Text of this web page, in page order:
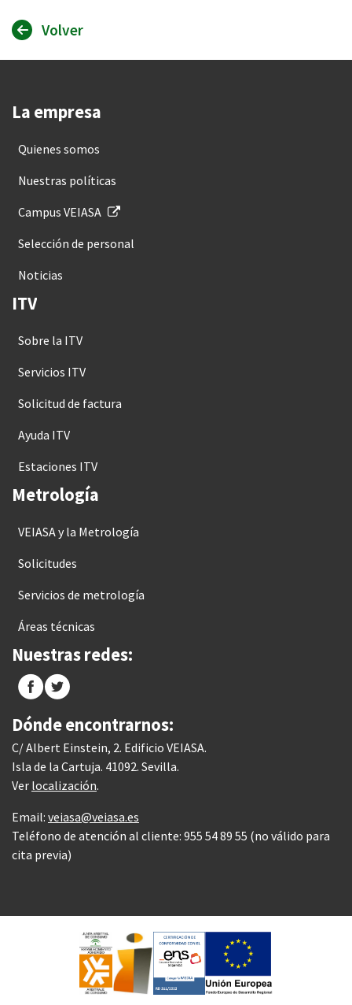
Volver
La empresa
Quienes somos
Nuestras políticas
Campus VEIASA
Selección de personal
Noticias
ITV
Sobre la ITV
Servicios ITV
Solicitud de factura
Ayuda ITV
Estaciones ITV
Metrología
VEIASA y la Metrología
Solicitudes
Servicios de metrología
Áreas técnicas
Nuestras redes:
Dónde encontrarnos:
C/ Albert Einstein, 2. Edificio VEIASA.
Isla de la Cartuja. 41092. Sevilla.
Ver localización.
Email: veiasa@veiasa.es
Teléfono de atención al cliente: 955 54 89 55 (no válido para
cita previa)